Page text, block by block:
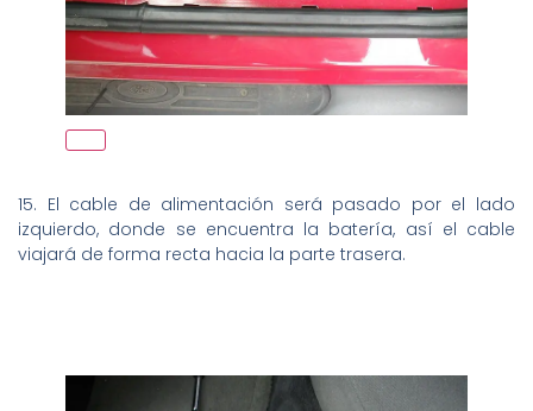
15. El cable de alimentación será pasado por el lado
izquierdo, donde se encuentra la batería, así el cable
viajará de forma recta hacia la parte trasera.